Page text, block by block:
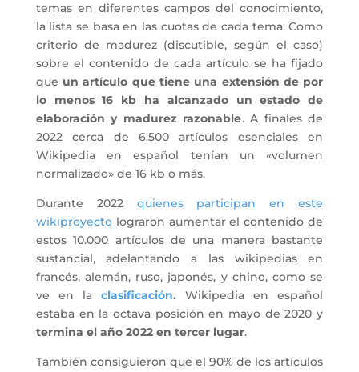
temas en diferentes campos del conocimiento,
la lista se basa en las cuotas de cada tema. Como
criterio de madurez (discutible, según el caso)
sobre el contenido de cada artículo se ha fijado
que un artículo que tiene una extensión de por
lo menos 16 kb ha alcanzado un estado de
elaboración y madurez razonable. A finales de
2022 cerca de 6.500 artículos esenciales en
Wikipedia en español tenían un «volumen
normalizado» de 16 kb o más.
Durante 2022 quienes participan en este
wikiproyectolograron aumentar el contenido de
estos 10.000 artículos de una manera bastante
sustancial, adelantando a las wikipedias en
francés, alemán, ruso, japonés, y chino, como se
ve en la clasificación. Wikipedia en español
estaba en la octava posición en mayo de 2020 y
termina el año 2022 en tercer lugar.
También consiguieron que el 90% de los artículos